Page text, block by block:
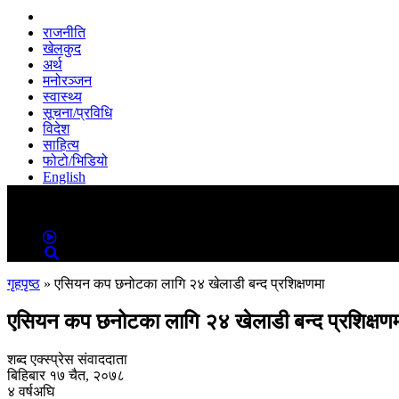
राजनीति
खेलकुद
अर्थ
मनोरञ्जन
स्वास्थ्य
सूचना/प्रविधि
विदेश
साहित्य
फोटो/भिडियो
English
गृहपृष्ठ »एसियन कप छनोटका लागि २४ खेलाडी बन्द प्रशिक्षणमा
एसियन कप छनोटका लागि २४ खेलाडी बन्द
शब्द एक्स्प्रेस संवाददाता
बिहिबार १७ चैत, २०७८
४ वर्षअघि